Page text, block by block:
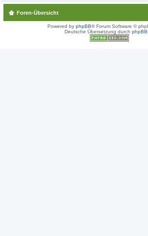
Foren-Übersicht
Powered by phpBB® Forum Software ©
Deutsche Übersetzung durch